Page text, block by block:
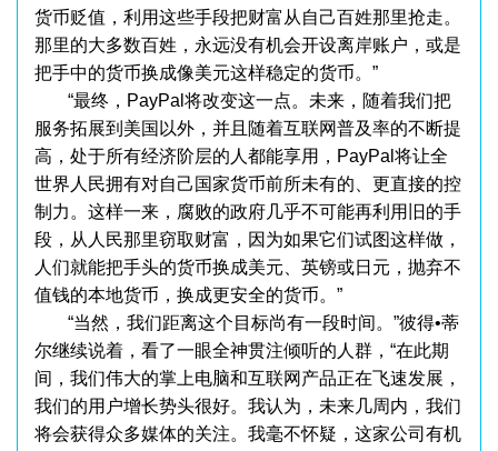
货币贬值，利用这些手段把财富从自己百姓那里抢走。
那里的大多数百姓，永远没有机会开设离岸账户，或是
把手中的货币换成像美元这样稳定的货币。”
“最终，PayPal将改变这一点。未来，随着我们把
服务拓展到美国以外，并且随着互联网普及率的不断提
高，处于所有经济阶层的人都能享用，PayPal将让全
世界人民拥有对自己国家货币前所未有的、更直接的控
制力。这样一来，腐败的政府几乎不可能再利用旧的手
段，从人民那里窃取财富，因为如果它们试图这样做，
人们就能把手头的货币换成美元、英镑或日元，抛弃不
值钱的本地货币，换成更安全的货币。”
“当然，我们距离这个目标尚有一段时间。”彼得•蒂
尔继续说着，看了一眼全神贯注倾听的人群，“在此期
间，我们伟大的掌上电脑和互联网产品正在飞速发展，
我们的用户增长势头很好。我认为，未来几周内，我们
将会获得众多媒体的关注。我毫不怀疑，这家公司有机